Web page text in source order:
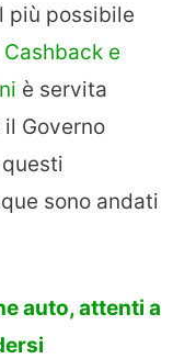
più possibile
Cashback e
è servita
Governo
sono andati
auto, attenti a